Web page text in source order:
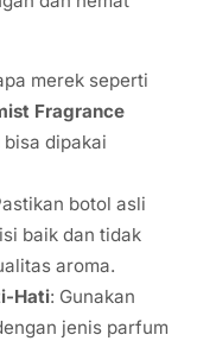
merek seperti
Fragrance
dipakai
botol asli
baik dan tidak
aroma.
Hati: Gunakan
jenis parfum